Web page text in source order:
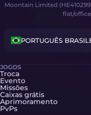
Moontain Limited
flat/office
PORTUGUÊS
JOGOS
Troca
Evento
Missões
Caixas grátis
Aprimoramento
PvPs